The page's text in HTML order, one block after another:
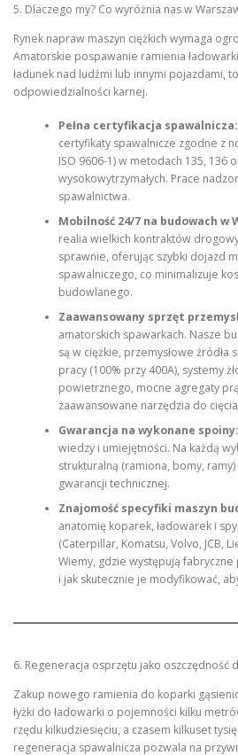
5. Dlaczego my? Co wyróżnia nas w
Rynek napraw maszyn ciężkich wymaga
Amatorskie pospawanie ramienia
ładunek nad ludźmi lub innymi pojazdami,
odpowiedzialności karnej.
Pełna certyfikacja spawalnicza:
certyfikaty spawalnicze zgodne z
ISO 9606-1) w metodach 135, 136
wysokowytrzymałych. Prace
spawalnictwa.
Mobilność 24/7 na budowach w
realia wielkich kontraktów
sprawnie, oferując szybki dojazd
spawalniczego, co minimalizuje
budowlanego.
Zaawansowany sprzęt
amatorskich spawarkach. Nasze
są w ciężkie, przemysłowe źródła
pracy (100% przy 400A), systemy
powietrznego, mocne agregaty
zaawansowane narzędzia do
Gwarancja na wykonane spoiny:
wiedzy i umiejętności. Na każdą
strukturalną (ramiona, bomy,
gwarancji technicznej.
Znajomość specyfiki maszyn
anatomię koparek, ładowarek i
(Caterpillar, Komatsu, Volvo, JCB,
Wiemy, gdzie występują
i jak skutecznie je modyfikować,
6. Regeneracja osprzętu jako oszczędność
Zakup nowego ramienia do koparki
łyżki do ładowarki o pojemności kilku
rzędu kilkudziesięciu, a czasem kilkuset
regeneracja spawalnicza pozwala na